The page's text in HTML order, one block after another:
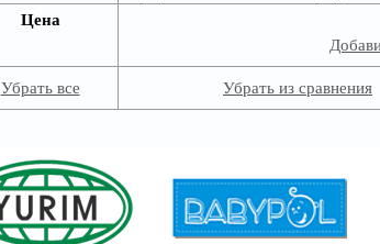
Цена
Убрать все Убрать из сравнения